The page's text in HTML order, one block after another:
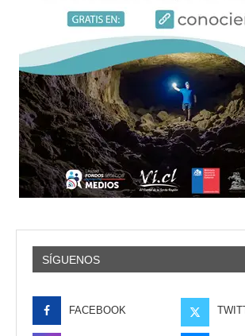
SÍGUENOS
FACEBOOK